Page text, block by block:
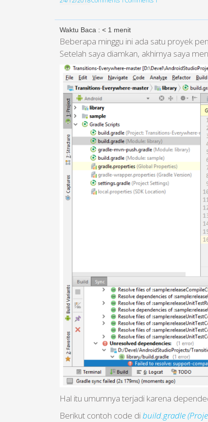
Waktu Baca : < 1 menit
Beberapa minggu ini ada satu proyek
Setelah saya diamkan, akhirnya saya
Hal itu umumnya terjadi karena
Berikut contoh code dibuild.gradle